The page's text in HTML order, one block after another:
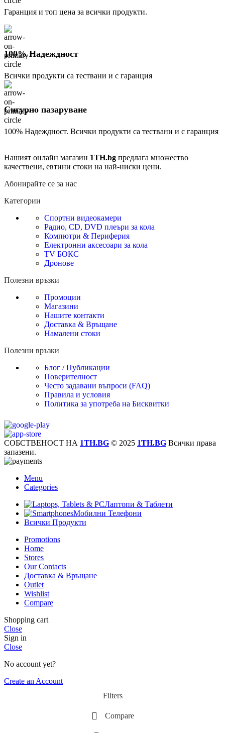
Гаранция и топ цена за всички продукти.
100% Надеждност
Всички продукти са тествани и с гаранция
Сигурно пазаруване
100% Надеждност. Всички продукти са тествани и с гаранция
Нашият онлайн магазин 1TH.bg предлага множество
качествени, евтини стоки на най-ниски цени.
Абонирайте се за нас
Категории
Спортни видеокамери
Радио, CD, DVD плеъри за кола
Компютри & Периферия
Електронни аксесоари за кола
TV БОКС
Дронове
Полезни връзки
Промоции
Магазини
Нашите контакти
Доставка & Връщане
Намалени стоки
Полезни връзки
Блог / Публикации
Поверителност
Често задавани въпроси (FAQ)
Правила и условия
Политика за употреба на Бисквитки
СОБСТВЕНОСТ НА 1TH.BG © 2025 1TH.BG Всички права
запазени.
Menu
Categories
Лаптопи & Таблети
Мобилни Телефони
Всички Продукти
Promotions
Home
Stores
Our Contacts
Доставка & Връщане
Outlet
Wishlist
Compare
Shopping cart
Close
Sign in
Close
No account yet?
Create an Account
Filters
Compare